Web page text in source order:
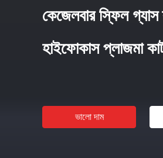
কেজেলবার স্ফিল
হাইফোকাস প্লাজমা
ভালো দাম